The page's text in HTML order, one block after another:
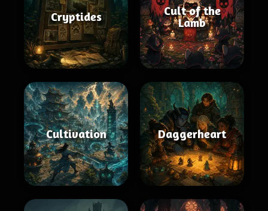
Cryptides
Cult of the
Lamb
Cultivation Daggerheart